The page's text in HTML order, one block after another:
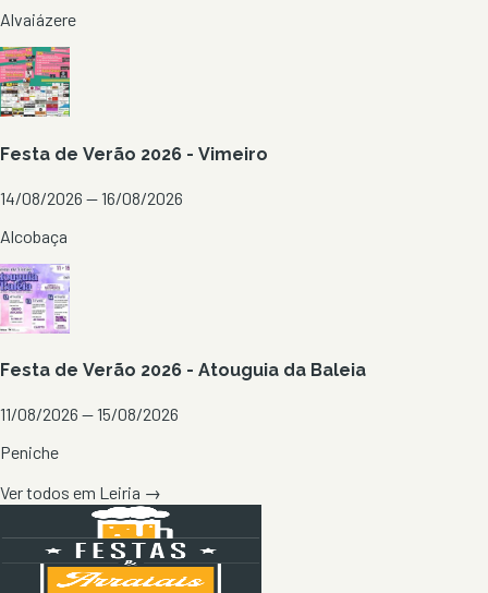
Alvaiázere
Festa de Verão 2026 - Vimeiro
14/08/2026 — 16/08/2026
Alcobaça
Festa de Verão 2026 - Atouguia da Baleia
11/08/2026 — 15/08/2026
Peniche
Ver todos em Leiria →